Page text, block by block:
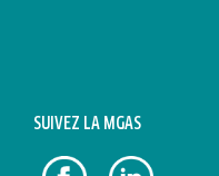
SUIVEZ LA MGAS